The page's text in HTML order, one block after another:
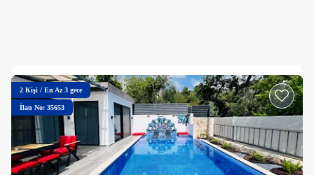
2 Kişi / En Az 3 gece
İlan No: 35653